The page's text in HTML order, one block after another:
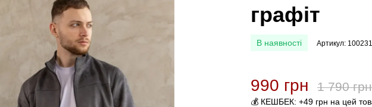
графіт
В наявності Артикул:
990 грн 1 790 грн
💰 КЕШБЕК: +49 грн на цей